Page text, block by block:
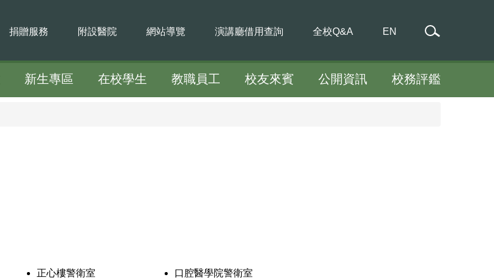
捐贈服務 附設醫院 網站導覽 演講廳借用查詢 全校Q&A EN
新生專區 在校學生 教職員工 校友來賓 公開資訊 校務評鑑
正心樓警衛室
口腔醫學院警衛室